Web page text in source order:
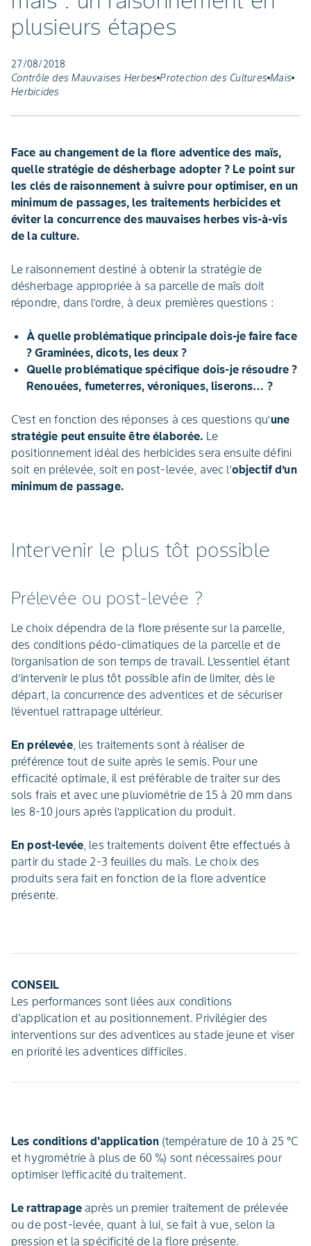
plusieurs étapes
27/08/2018
Contrôle des Mauvaises Herbes Protection des Cultures Maïs
Herbicides
Face au changement de la flore adventice des maïs,
quelle stratégie de désherbage adopter ? Le point sur
les clés de raisonnement à suivre pour optimiser, en un
minimum de passages, les traitements herbicides et
éviter la concurrence des mauvaises herbes vis-à-vis
de la culture.
Le raisonnement destiné à obtenir la stratégie de
désherbage appropriée à sa parcelle de maïs doit
répondre, dans l’ordre, à deux premières questions :
À quelle problématique principale dois-je faire face
? Graminées, dicots, les deux ?
Quelle problématique spécifique dois-je résoudre ?
Renouées, fumeterres, véroniques, liserons… ?
C’est en fonction des réponses à ces questions qu’une
stratégie peut ensuite être élaborée. Le
positionnement idéal des herbicides sera ensuite défini
soit en prélevée, soit en post-levée, avec l’objectif d’un
minimum de passage.
Intervenir le plus tôt possible
Prélevée ou post-levée ?
Le choix dépendra de la flore présente sur la parcelle,
des conditions pédo-climatiques de la parcelle et de
l’organisation de son temps de travail. L’essentiel étant
d’intervenir le plus tôt possible afin de limiter, dès le
départ, la concurrence des adventices et de sécuriser
l’éventuel rattrapage ultérieur.
En prélevée, les traitements sont à réaliser de
préférence tout de suite après le semis. Pour une
efficacité optimale, il est préférable de traiter sur des
sols frais et avec une pluviométrie de 15 à 20 mm dans
les 8-10 jours après l’application du produit.
En post-levée, les traitements doivent être effectués à
partir du stade 2-3 feuilles du maïs. Le choix des
produits sera fait en fonction de la flore adventice
présente.
CONSEIL
Les performances sont liées aux conditions
d'application et au positionnement. Privilégier des
interventions sur des adventices au stade jeune et viser
en priorité les adventices difficiles.
Les conditions d'application (température de 10 à 25 °C
et hygrométrie à plus de 60 %) sont nécessaires pour
optimiser l’efficacité du traitement.
Le rattrapageaprès un premier traitement de prélevée
ou de post-levée, quant à lui, se fait à vue, selon la
pression et la spécificité de la flore présente.